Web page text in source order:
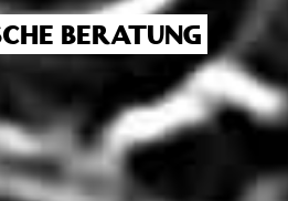
BERATUNG